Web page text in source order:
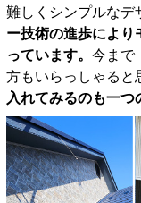
難しくシンプルなデ
ー技術の進歩により
っています。 今まで
方もいらっしゃると
入れてみるのも一つ